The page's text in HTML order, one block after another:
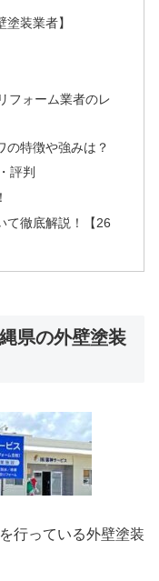
装業者】
フォーム業者のレ
の特徴や強みは？
評判
て徹底解説！【26
県の外壁塗装
行っている外壁塗装